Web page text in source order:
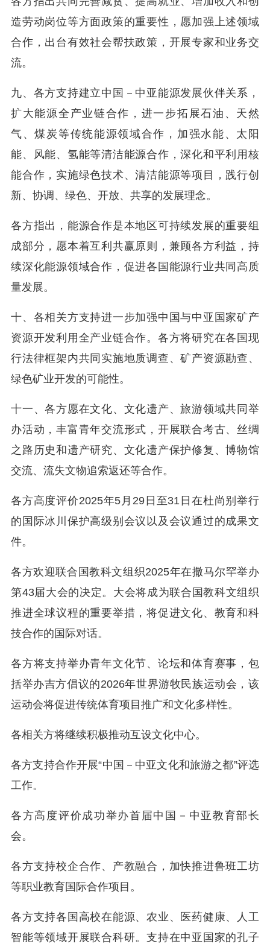
造劳动岗位等方面政策的重要性，愿加强上述领域
合作，出台有效社会帮扶政策，开展专家和业务交
流。
九、各方支持建立中国－中亚能源发展伙伴关系，
扩大能源全产业链合作，进一步拓展石油、天然
气、煤炭等传统能源领域合作，加强水能、太阳
能、风能、氢能等清洁能源合作，深化和平利用核
能合作，实施绿色技术、清洁能源等项目，践行创
新、协调、绿色、开放、共享的发展理念。
各方指出，能源合作是本地区可持续发展的重要组
成部分，愿本着互利共赢原则，兼顾各方利益，持
续深化能源领域合作，促进各国能源行业共同高质
量发展。
十、各相关方支持进一步加强中国与中亚国家矿产
资源开发利用全产业链合作。各方将研究在各国现
行法律框架内共同实施地质调查、矿产资源勘查、
绿色矿业开发的可能性。
十一、各方愿在文化、文化遗产、旅游领域共同举
办活动，丰富青年交流形式，开展联合考古、丝绸
之路历史和遗产研究、文化遗产保护修复、博物馆
交流、流失文物追索返还等合作。
各方高度评价2025年5月29日至31日在杜尚别举行
的国际冰川保护高级别会议以及会议通过的成果文
件。
各方欢迎联合国教科文组织2025年在撒马尔罕举办
第43届大会的决定。大会将成为联合国教科文组织
推进全球议程的重要举措，将促进文化、教育和科
技合作的国际对话。
各方将支持举办青年文化节、论坛和体育赛事，包
括举办吉方倡议的2026年世界游牧民族运动会，该
运动会将促进传统体育项目推广和文化多样性。
各相关方将继续积极推动互设文化中心。
各方支持合作开展“中国－中亚文化和旅游之都”评选
工作。
各方高度评价成功举办首届中国－中亚教育部长
会。
各方支持校企合作、产教融合，加快推进鲁班工坊
等职业教育国际合作项目。
各方支持各国高校在能源、农业、医药健康、人工
智能等领域开展联合科研。支持在中亚国家的孔子